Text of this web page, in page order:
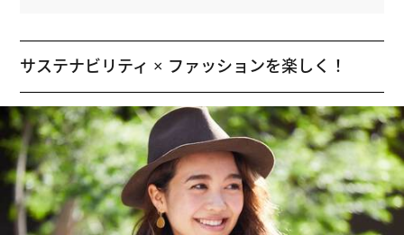
サステナビリティ × ファッションを楽しく！